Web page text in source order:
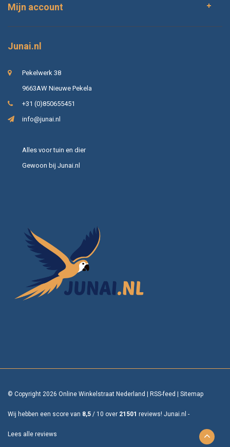
Mijn account
Junai.nl
Pekelwerk 38
9663AW Nieuwe Pekela
+31 (0)850655451
info@junai.nl
Alles voor tuin en dier
Gewoon bij Junai.nl
© Copyright 2026 Online Winkelstraat Nederland RSS-feed Sitemap
Wij hebben een score van 8,5 / 10 over 21501 reviews! Junai.nl -
Lees alle reviews